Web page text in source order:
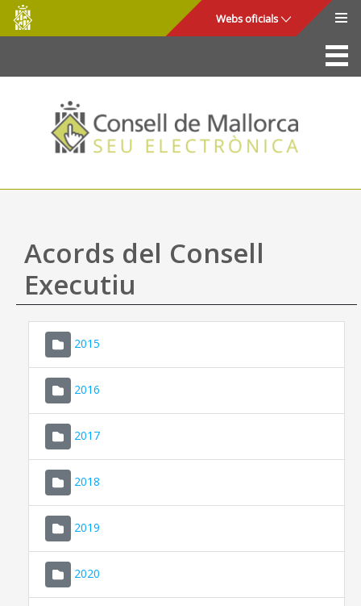
Salta al contingut principal
Consell
de
Mallorca
Webs oficials
La Seu
Consell de Mallorca
Accés i seguretat
Utilitats
Ajuda
Acords del Consell
Executiu
2015
2016
2017
2018
2019
2020